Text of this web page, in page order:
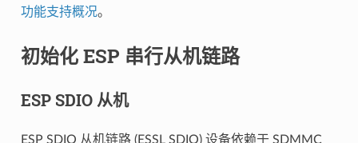
功能支持概况。
初始化 ESP 串行从机链路
ESP SDIO 从机
ESP SDIO 从机链路 (ESSL SDIO) 设备依赖于 SDMMC